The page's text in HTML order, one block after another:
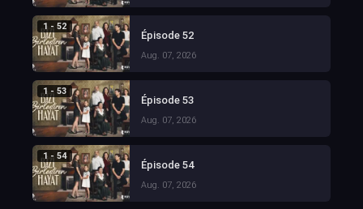
1 - 52
Épisode 52
Aug. 07, 2026
1 - 53
Épisode 53
Aug. 07, 2026
1 - 54
Épisode 54
Aug. 07, 2026